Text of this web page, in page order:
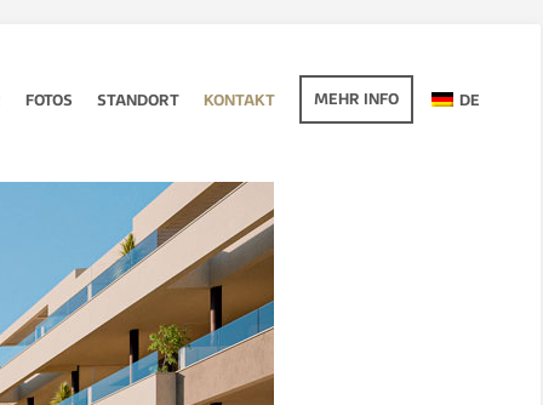
FOTOS STANDORT KONTAKT MEHR INFO DE